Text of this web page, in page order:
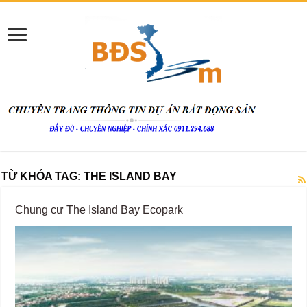
TỪ KHÓA TAG:THE ISLAND BAY
Chung cư The Island Bay Ecopark